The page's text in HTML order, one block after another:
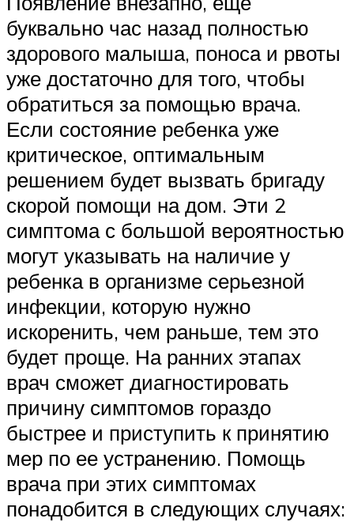
буквально час назад полностью
здорового малыша, поноса и рвоты
уже достаточно для того, чтобы
обратиться за помощью врача.
Если состояние ребенка уже
критическое, оптимальным
решением будет вызвать бригаду
скорой помощи на дом. Эти 2
симптома с большой вероятностью
могут указывать на наличие у
ребенка в организме серьезной
инфекции, которую нужно
искоренить, чем раньше, тем это
будет проще. На ранних этапах
врач сможет диагностировать
причину симптомов гораздо
быстрее и приступить к принятию
мер по ее устранению. Помощь
врача при этих симптомах
понадобится в следующих случаях: